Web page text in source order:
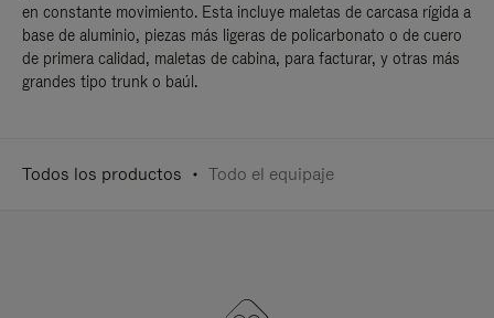
en constante movimiento. Esta incluye maletas de carcasa rígida a
base de aluminio, piezas más ligeras de policarbonato o de cuero
de primera calidad, maletas de cabina, para facturar, y otras más
grandes tipo trunk o baúl.
Todos los productos Todo el equipaje